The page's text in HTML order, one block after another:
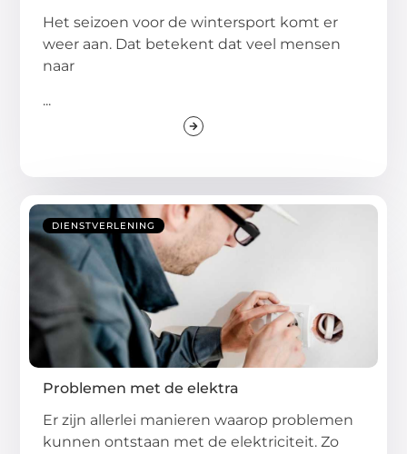
Het seizoen voor de wintersport komt er
weer aan. Dat betekent dat veel mensen
naar
...
DIENSTVERLENING
Problemen met de elektra
Er zijn allerlei manieren waarop problemen
kunnen ontstaan met de elektriciteit. Zo